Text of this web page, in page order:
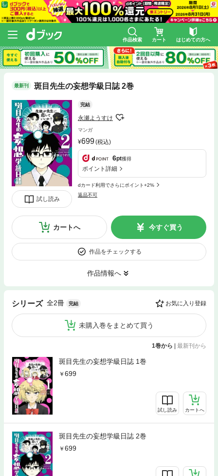
作品検索 カート はじめての方へ
最新刊 斑目先生の妄想学級日誌 2巻
試し読み
完結
永瀬ようすけ
マンガ
699(税込)
6pt獲得
ポイント詳細
dカード利用でさらにポイント+2%
返品不可
カートへ 今すぐ買う
作品をチェックする
作品情報へ
シリーズ 全2冊 完結 お気に入り登録
未購入巻をまとめて買う
1巻から | 最新刊から
斑目先生の妄想学級日誌 1巻
699
試し読み カートへ
斑目先生の妄想学級日誌 2巻
699